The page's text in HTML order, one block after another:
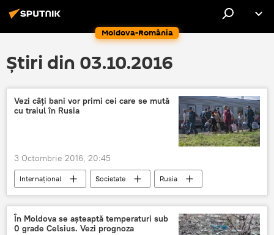
Moldova-România
Știri din 03.10.2016
Vezi câţi bani vor primi cei care se mută
cu traiul în Rusia
3 Octombrie 2016, 20:45
Internaţional Societate
Rusia
Relocare
Alocaţii
În Moldova se aşteaptă temperaturi sub
0 grade Celsius. Vezi prognoza